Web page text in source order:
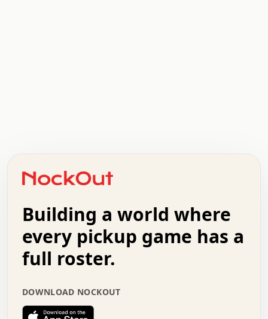
+   .   .   .   .   .   .   .   .   .   +   .   .
.   .   .   .   .   .   .   .   .   .   .   :   .
.   .   .   .   +   .   .   .   .   .   .   .   +
.   :   .   .   .   .   .   .   .   .   o   .   .
.   .   x   .   .   .   .   .   .   :   .   .   o
.   .   .   .   :   .   .   .   .   o   .   .   .
.   .   .   .   .   .   .   :   .   .   .   .   .
.   .   .   .   .   .   .   +   .   .   x   .   .
.   .   .   .   .   :   +   .   .   .   .   .   o
Building a world where
every pickup game has a
full roster.
DOWNLOAD NOCKOUT